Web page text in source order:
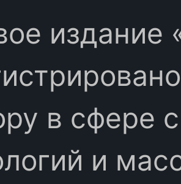
издание
в сфере
и